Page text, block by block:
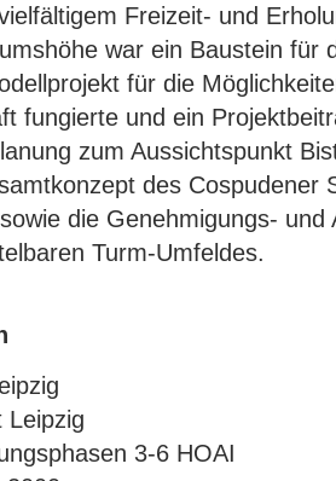
Freizeit- und
war ein Baustein für
für die
fungierte und ein
zum Aussichtspunkt
des
die Genehmigungs-
Turm-Umfeldes.
Leipzig
3-6 HOAI